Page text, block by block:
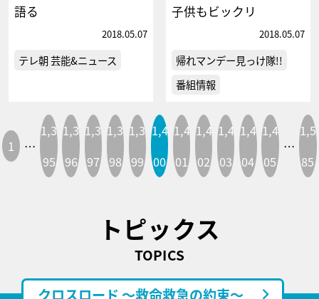
語る
2018.05.07
テレ朝 芸能&ニュース
子供もビックリ
2018.05.07
帰れマンデー見っけ隊!!
番組情報
1 …
1,3
95
1,3
96
1,3
97
1,3
98
1,3
99
1,4
00
1,4
01
1,4
02
1,4
03
1,4
04
1,4
05
…
1,5
85
トピックス
TOPICS
クロスロード ～救命救急の約束～